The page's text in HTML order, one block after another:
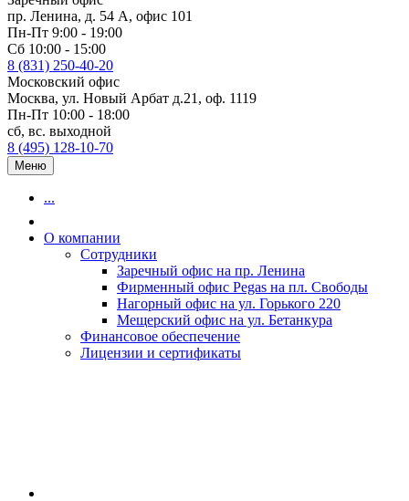
пр. Ленина, д. 54 А, офис 101
Пн-Пт 9:00 - 19:00
Сб 10:00 - 15:00
8 (831) 250-40-20
Московский офис
Москва, ул. Новый Арбат д.21, оф. 1119
Пн-Пт 10:00 - 18:00
сб, вс. выходной
8 (495) 128-10-70
Меню
...
О компании
Сотрудники
Заречный офис на пр. Ленина
Фирменный офис Pegas на пл. Свободы
Нагорный офис на ул. Горького 220
Мещерский офис на ул. Бетанкура
Финансовое обеспечение
Лицензии и сертификаты